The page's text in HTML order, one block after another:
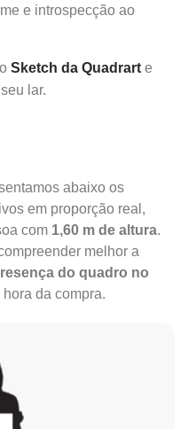
e introspecção ao
Sketch da Quadrart e
lar.
abaixo os
em proporção real,
com 1,60 m de altura.
melhor a
do quadro no
da compra.